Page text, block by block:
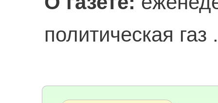
политическая